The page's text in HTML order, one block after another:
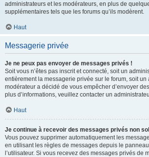
administrateurs et les modérateurs, en plus de
supplémentaires tels que les forums qu’ils modèrent.
Haut
Messagerie privée
Je ne peux pas envoyer de messages privés !
Soit vous n’êtes pas inscrit et connecté, soit un
entièrement la messagerie privée sur le forum, soit un
modérateur a décidé de vous empêcher d’envoyer
plus d’informations, veuillez contacter un
Haut
Je continue à recevoir des messages privés non
Vous pouvez supprimer automatiquement les
en utilisant les règles de messages depuis le
l’utilisateur. Si vous recevez des messages privés de